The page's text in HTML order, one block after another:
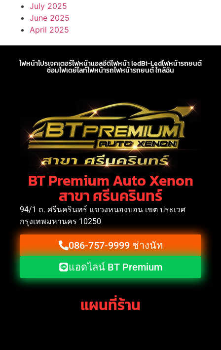
July 2025
June 2025
April 2025
ไฟหน้าโปรเจคเตอร์ไฟหน้าแอลอีดีไฟหน้า ledBi-Ledไฟหน้ารถยนต์
ซ่อมไฟเดย์ไลท์ไฟหน้ารถไฟหน้ารถยนต์ ใกล้ฉัน
BT Premium Auto Xenon
สาขา ศรีนครินทร์
94/1 ถ. ศรีนครินทร์ แขวงหนองบอน เขต ประเวศ
กรุงเทพมหานคร 10250
086-757-9999 ช่างนัท
แอดไลน์ BT Premium
แผนที่ร้าน